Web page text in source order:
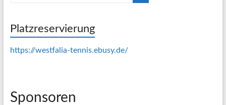
Platzreservierung
https://westfalia-tennis.ebusy.de/
Sponsoren